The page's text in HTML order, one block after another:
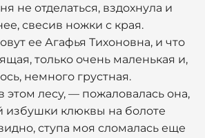
не отделаться, вздохнула и
свесив ножки с края.
ее Агафья Тихоновна, и что
только очень маленькая и,
немного грустная.
этом лесу, — пожаловалась она,
избушки клюквы на болоте
ступа моя сломалась еще